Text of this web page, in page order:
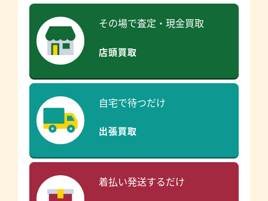
その場で査定・現金買取
店頭買取
自宅で待つだけ
出張買取
着払い発送するだけ